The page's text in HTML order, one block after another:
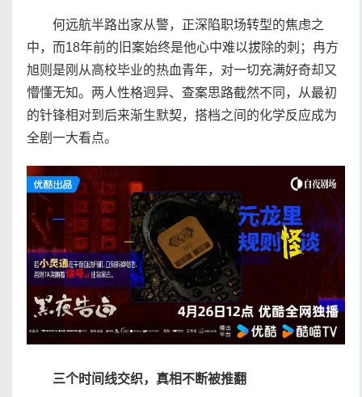
何远航半路出家从警，正深陷职场转型的焦虑之
中，而18年前的旧案始终是他心中难以拔除的刺；冉方
旭则是刚从高校毕业的热血青年，对一切充满好奇却又
懵懂无知。两人性格迥异、查案思路截然不同，从最初
的针锋相对到后来渐生默契，搭档之间的化学反应成为
全剧一大看点。
三个时间线交织，真相不断被推翻